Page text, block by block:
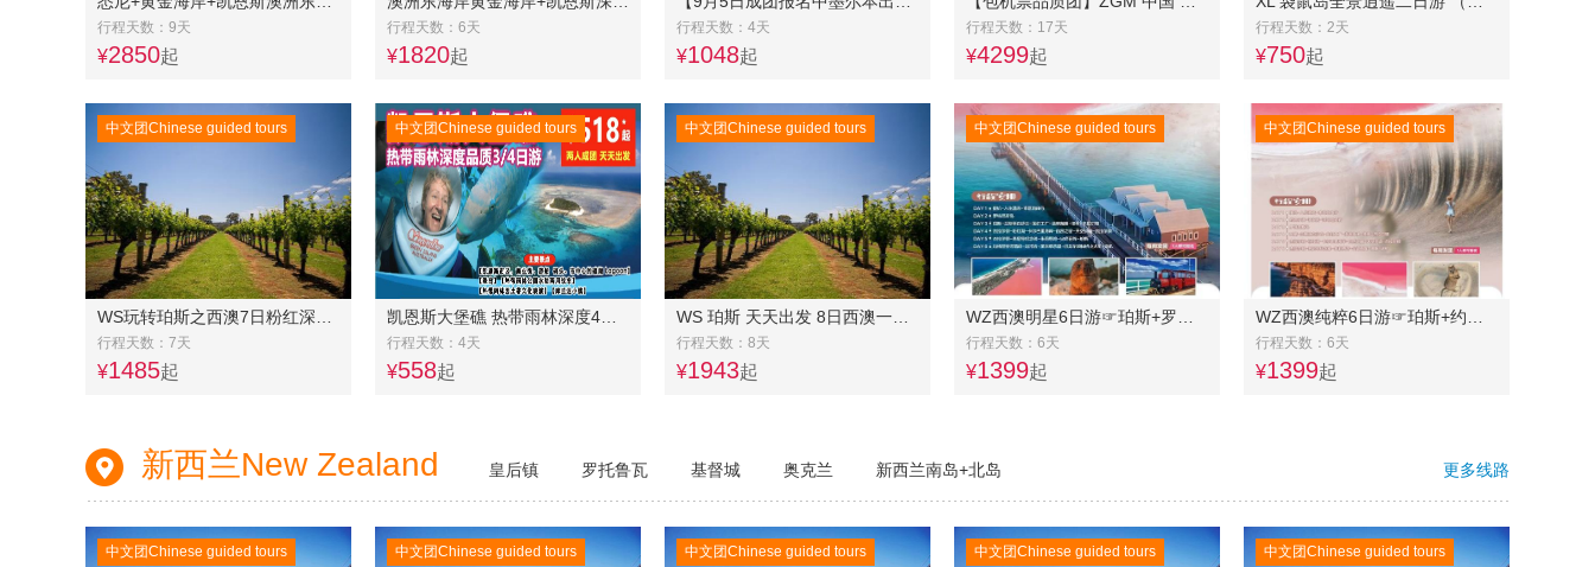
行程天数：9天
¥2850起
行程天数：6天
¥1820起
行程天数：4天
¥1048起
行程天数：17天
¥4299起
行程天数：2天
¥750起
行程天数：7天
¥1485起
中文团Chinese guided tours
行程天数：4天
¥558起
中文团Chinese guided tours
行程天数：8天
¥1943起
中文团Chinese guided tours
行程天数：6天
¥1399起
中文团Chinese guided tours
行程天数：6天
¥1399起
中文团Chinese guided tours
更多线路
新西兰New Zealand 皇后镇 罗托鲁瓦 基督城 奥克兰 新西兰南岛+北岛
中文团Chinese guided tours 中文团Chinese guided tours 中文团Chinese guided tours 中文团Chinese guided tours 中文团Chinese guided tours